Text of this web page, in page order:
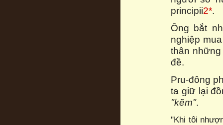
principii2*.
Ông bắt
nghiệp
thân
đề.
Pru-đông
ta giữ lại
"kẽm".
"Khi tôi